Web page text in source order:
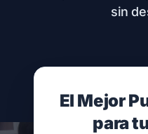
sin
El Mejor
para